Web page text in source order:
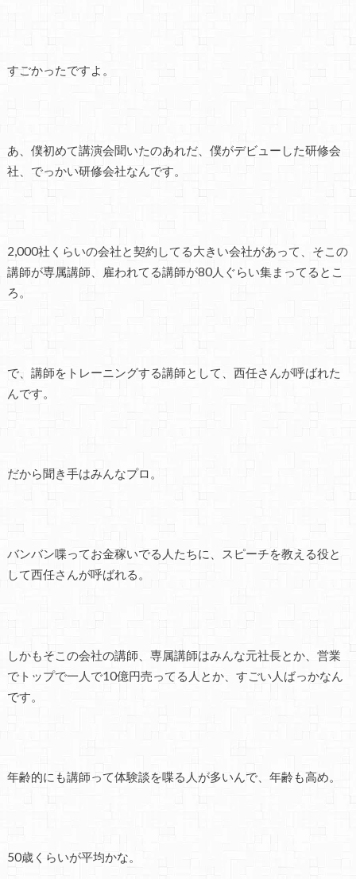
すごかったですよ。
あ、僕初めて講演会聞いたのあれだ、僕がデビューした研修会
社、でっかい研修会社なんです。
2,000社くらいの会社と契約してる大きい会社があって、そこの
講師が専属講師、雇われてる講師が80人ぐらい集まってるとこ
ろ。
で、講師をトレーニングする講師として、西任さんが呼ばれた
んです。
だから聞き手はみんなプロ。
バンバン喋ってお金稼いでる人たちに、スピーチを教える役と
して西任さんが呼ばれる。
しかもそこの会社の講師、専属講師はみんな元社長とか、営業
でトップで一人で10億円売ってる人とか、すごい人ばっかなん
です。
年齢的にも講師って体験談を喋る人が多いんで、年齢も高め。
50歳くらいが平均かな。